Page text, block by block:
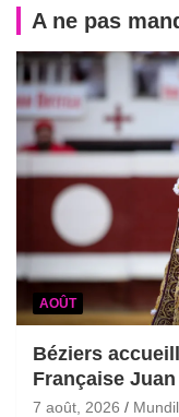
A ne pas
AOÛT
Béziers
Française
7 août, 2026